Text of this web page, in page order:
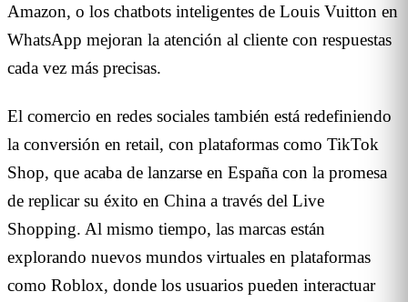
Amazon, o los chatbots inteligentes de Louis Vuitton en
WhatsApp mejoran la atención al cliente con respuestas
cada vez más precisas.
El comercio en redes sociales también está redefiniendo
la conversión en retail, con plataformas como TikTok
Shop, que acaba de lanzarse en España con la promesa
de replicar su éxito en China a través del Live
Shopping. Al mismo tiempo, las marcas están
explorando nuevos mundos virtuales en plataformas
como Roblox, donde los usuarios pueden interactuar